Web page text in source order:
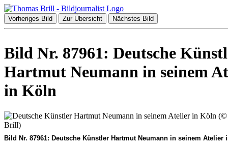
Vorheriges Bild Zur Übersicht Nächstes Bild
Bild Nr. 87961: Deutsche
Hartmut Neumann in seinem
in Köln
Bild Nr. 87961: Deutsche Künstler Hartmut Neumann in seinem Atelier